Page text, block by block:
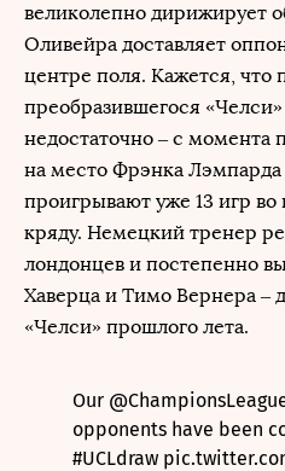
великолепно дирижирует
Оливейра доставляет
центре поля. Кажется, что
преобразившегося «Челси»
недостаточно – с момента
на место Фрэнка Лэмпарда
проигрывают уже 13 игр во
кряду. Немецкий тренер
лондонцев и постепенно
Хаверца и Тимо Вернера –
«Челси» прошлого лета.
Our
opponents have been
#UCLdraw